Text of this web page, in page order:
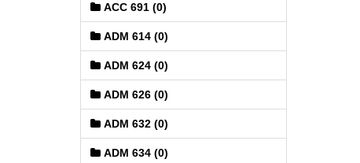
ACC 691 (0)
ADM 614 (0)
ADM 624 (0)
ADM 626 (0)
ADM 632 (0)
ADM 634 (0)